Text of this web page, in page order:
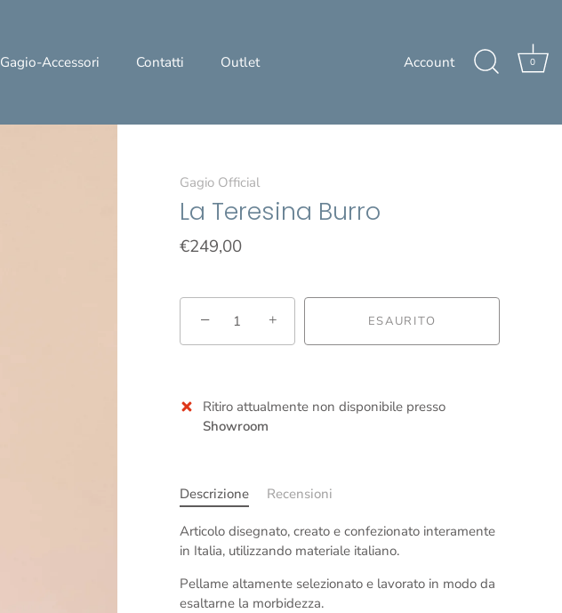
Gagio-Accessori Contatti Outlet Account 0
Gagio Official
La Teresina Burro
€249,00
− + ESAURITO
Ritiro attualmente non disponibile presso
Showroom
Descrizione Recensioni
Articolo disegnato, creato e confezionato interamente
in Italia, utilizzando materiale italiano.
Pellame altamente selezionato e lavorato in modo da
esaltarne la morbidezza.